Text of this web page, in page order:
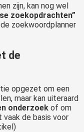
zijn, kan nog wel
zoekopdrachten”
zoekwoordplanner
de
opgezet om een
maar kan uiteraard
onderzoek of om
de basis voor